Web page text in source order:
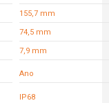
155,7 mm
74,5 mm
7,9 mm
Ano
IP68